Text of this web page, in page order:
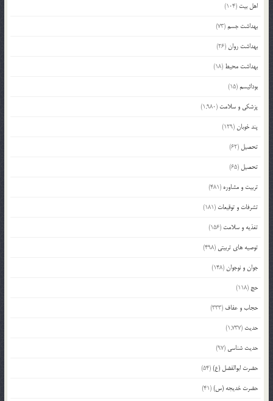
اهل بیت (104)
بهداشت جسم(73)
بهداشت روان(26)
بهداشت محیط (18)
بودائیسم(15)
پزشکی و سلامت (1,980)
پند خوبان(129)
تحصیل (62)
تحصیل (65)
تربیت و مشاوره (481)
تشرفات و توقیعات (181)
تغذیه و سلامت (156)
توصیه های تربیتی (498)
جوان و نوجوان(148)
حج (118)
حجاب و عفاف (333)
حدیث (1,737)
حدیث شناسی (97)
حضرت ابوالفضل (ع)(54)
حضرت خدیجه (س)(41)